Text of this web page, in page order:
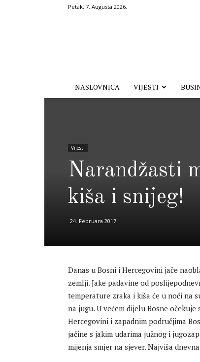
Petak, 7. Augusta 2026.
NASLOVNICA VIJESTI
Vijesti
Narandžasti
kiša i snijeg!
24. Februara 2017.
Danas u Bosni i Hercegovini jače
zemlji. Jake padavine od
temperature zraka i kiša će u noći na
na jugu. U većem dijelu Bosne
Hercegovini i zapadnim područjima
jačine s jakim udarima južnog i
mijenja smjer na sjever. Najviša